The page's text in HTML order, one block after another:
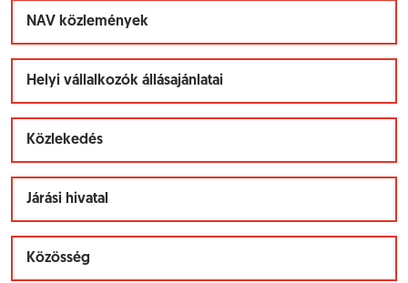
NAV közlemények
Helyi vállalkozók állásajánlatai
Közlekedés
Járási hivatal
Közösség